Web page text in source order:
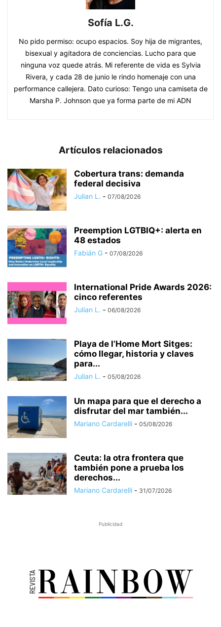
Sofía L.G.
No pido permiso: ocupo espacios. Soy hija de migrantes,
bisexual y agitadora de conciencias. Lucho para que
ninguna voz quede atrás. Mi referente de vida es Sylvia
Rivera, y cada 28 de junio le rindo homenaje con una
performance callejera. Dato curioso: Tengo una camiseta de
Marsha P. Johnson que ya forma parte de mi ADN
Artículos relacionados
Cobertura trans: demanda
federal decisiva
Julian L. - 07/08/2026
Preemption LGTBIQ+: alerta en
48 estados
Fabián G - 07/08/2026
International Pride Awards 2026:
cinco referentes
Julian L. - 06/08/2026
Playa de l’Home Mort Sitges:
cómo llegar, historia y claves
para...
Julian L. - 05/08/2026
Un mapa para que el derecho a
disfrutar del mar también...
Mariano Cardarelli - 05/08/2026
Ceuta: la otra frontera que
también pone a prueba los
derechos...
Mariano Cardarelli - 31/07/2026
Publicidad